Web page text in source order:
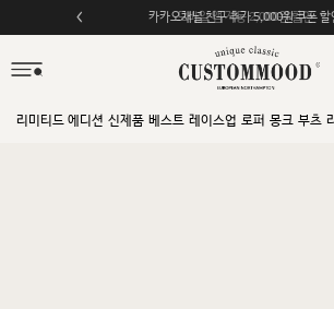
모바일 앱 자동 2,000원 할인
리미티드 에디션 신제품 베스트 레이스업 로퍼 몽크 부츠